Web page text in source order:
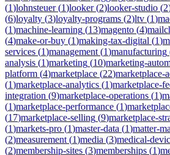
(1)lohnsteuer(1)looker(2)looker-studio (2
(6)loyalty (3)loyalty-programs (2)ltv (1)
(1)machine-learning (13)magento (4)
(4)make-or-buy (1)making-tax-digital (1)
services (1)management (1)manufacturing
analysis (1)marketing (10)marketing-
platform (4)marketplace (22)marketplace-
(1)marketplace-analytics (1)marketplace-
integration (9)marketplace-operations (1)
(1)marketplace-performance (1)
(17)marketplace-selling (9)marketplace-
(1)markets-pro (1)master-data (1)matter-
(2)measurement (1)media (3)medical-
(2)membership-sites (3)memberships (1)